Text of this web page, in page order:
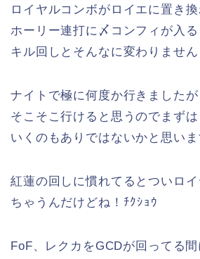
ロイヤルコンボがロイエに置き
ホーリー連打に〆コンフィが入
キル回しとそんなに変わりません
ナイトで極に何度か行きました
そこそこ行けると思うのでまず
いくのもありではないかと思いま
紅蓮の回しに慣れてるとついロ
ちゃうんだけどね！ﾁｸｼｮｳ
FoF、レクカをGCDが回ってる